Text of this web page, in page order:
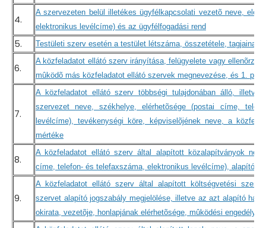
4.
A szervezeten belül illetékes ügyfélkapcsolati vezetõ neve,
elektronikus levélcíme) és az ügyfélfogadási rend
5. Testületi szerv esetén a testület létszáma, összetétele, tagjainak
6.
A közfeladatot ellátó szerv irányítása, felügyelete vagy
mûködõ más közfeladatot ellátó szervek megnevezése, és 1.
7.
A közfeladatot ellátó szerv többségi tulajdonában álló, illetve
szervezet neve, székhelye, elérhetõsége (postai címe,
levélcíme), tevékenységi köre, képviselõjének neve, a
mértéke
8.
A közfeladatot ellátó szerv által alapított közalapítványok
címe, telefon- és telefaxszáma, elektronikus levélcíme), alapító
9.
A közfeladatot ellátó szerv által alapított költségvetési szerv
szervet alapító jogszabály megjelölése, illetve az azt alapító
okirata, vezetõje, honlapjának elérhetõsége, mûködési engedélye